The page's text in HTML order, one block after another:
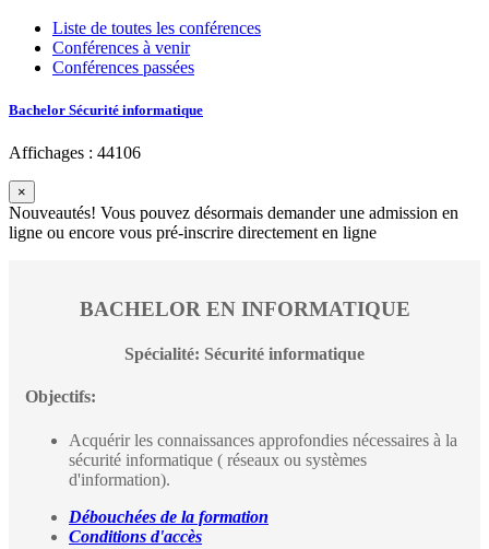
Liste de toutes les conférences
Conférences à venir
Conférences passées
Bachelor Sécurité informatique
Affichages : 44106
×
Nouveautés! Vous pouvez désormais demander une admission en
ligne ou encore vous pré-inscrire directement en ligne
BACHELOR EN INFORMATIQUE
Spécialité: Sécurité informatique
Objectifs:
Acquérir les connaissances approfondies nécessaires à la
sécurité informatique ( réseaux ou systèmes
d'information).
Débouchées de la formation
Conditions d'accès